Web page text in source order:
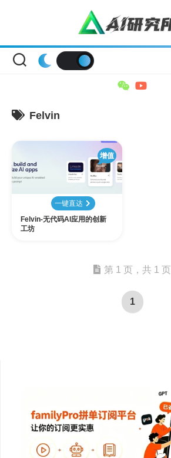
Felvin
增值
一键直达
Felvin-无代码AI应用的创新
工坊
第 1 页，共 1 页
1